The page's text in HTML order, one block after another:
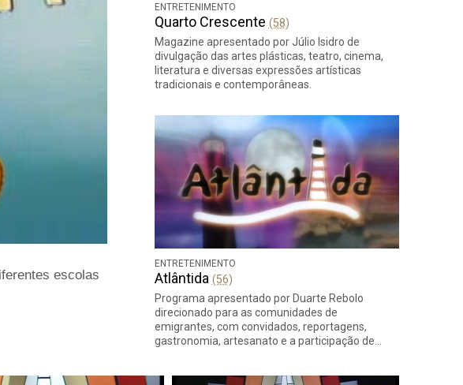
escolas
ENTRETENIMENTO
Quarto Crescente (58)
Magazine apresentado por Júlio Isidro de
divulgação das artes plásticas, teatro, cinema,
literatura e diversas expressões artísticas
tradicionais e contemporâneas.
ENTRETENIMENTO
Atlântida (56)
Programa apresentado por Duarte Rebolo
direcionado para as comunidades de
emigrantes, com convidados, reportagens,
gastronomia, artesanato e a participação de…